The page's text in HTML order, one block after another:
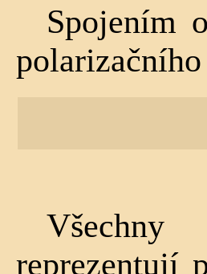
Spojením
Všechny
reprezentují